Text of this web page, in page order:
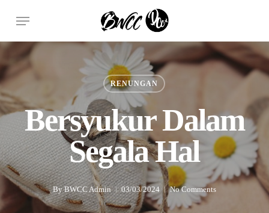
main
content
Menu
RENUNGAN
Bersyukur Dalam
Segala Hal
By BWCC Admin 03/03/2024 No Comments